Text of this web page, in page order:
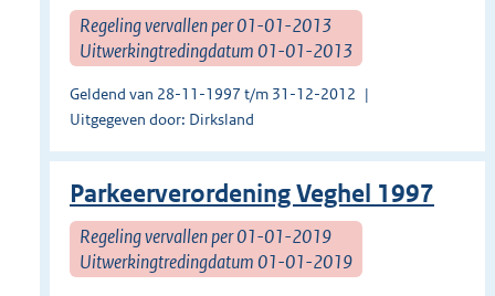
Regeling vervallen per 01-01-2013
Uitwerkingtredingdatum 01-01-2013
Geldend van 28-11-1997 t/m 31-12-2012
Uitgegeven door: Dirksland
Parkeerverordening Veghel 1997
Regeling vervallen per 01-01-2019
Uitwerkingtredingdatum 01-01-2019